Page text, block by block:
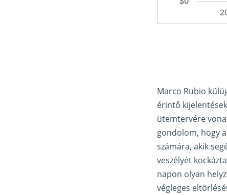
Marco Rubio
érintő
ütemtervére
gondolom, hogy
számára, akik
veszélyét
napon olyan
végleges